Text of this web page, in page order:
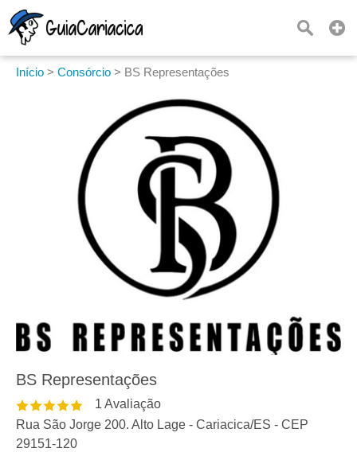
Início > Consórcio > BS Representações
BS Representações
1 Avaliação
Rua São Jorge 200. Alto Lage - Cariacica/ES - CEP
29151-120